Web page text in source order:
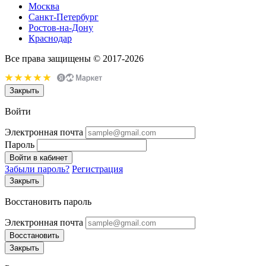
Москва
Санкт-Петербург
Ростов-на-Дону
Краснодар
Все права защищены © 2017-2026
Закрыть
Войти
Электронная почта
Пароль
Войти в кабинет
Забыли пароль? Регистрация
Закрыть
Восстановить пароль
Электронная почта
Восстановить
Закрыть